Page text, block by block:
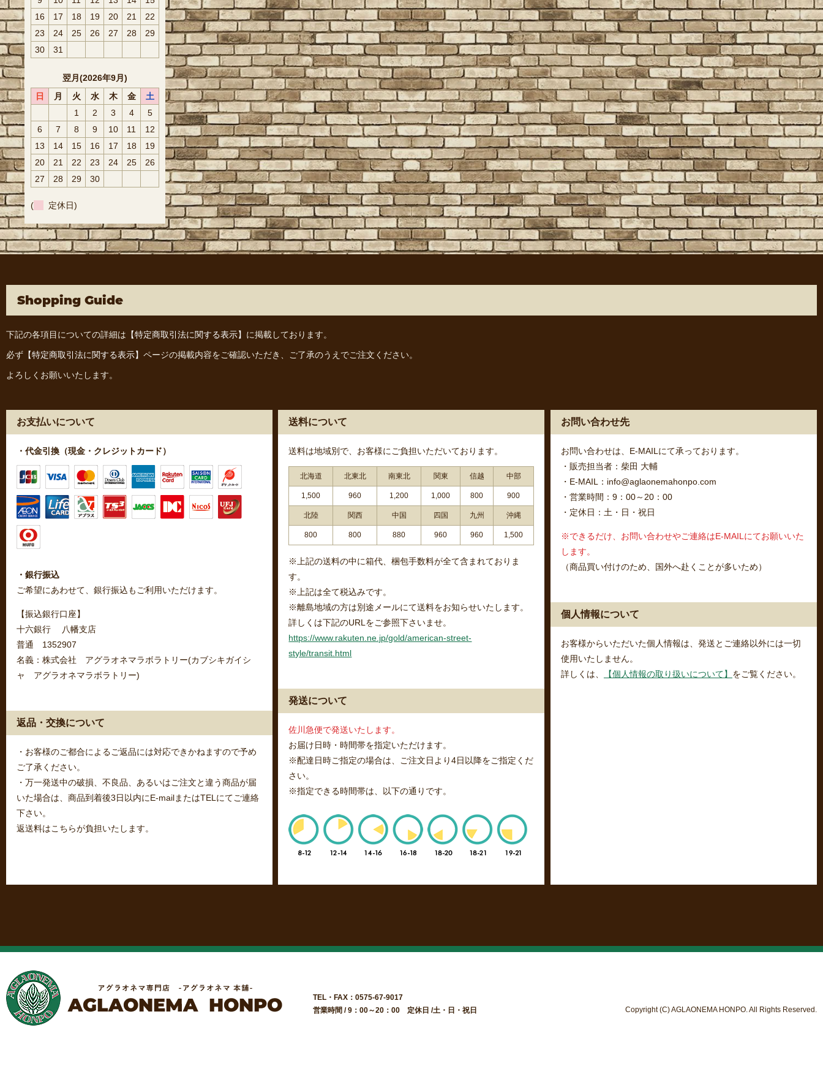
16
17 18 19 20 21
22
23
24 25 26 27 28
29
30
31
翌月(2026年9月)
日
月 火 水 木 金
土
1
2 3 4
5
6
7 8 9 10 11
12
13
14 15 16 17 18
19
20
21 22 23 24 25
26
27
28 29 30
( 定休日)
Shopping Guide
下記の各項目についての詳細は 【特定商取引法に関する表示】 に掲載しております。
必ず 【特定商取引法に関する表示】 ページの掲載内容をご確認いただき、ご了承のうえでご注文ください。
よろしくお願いいたします。
お支払いについて
・代金引換（現金・クレジットカード）
・銀行振込
ご希望にあわせて、銀行振込もご利用いただけます。
【振込銀行口座】
十六銀行 八幡支店
普通 1352907
名義：株式会社 アグラオネマラボラトリー(カブシキガイシ
ャ アグラオネマラボラトリー)
返品・交換について
・お客様のご都合によるご返品には対応できかねますので予め
ご了承ください。
・万一発送中の破損、不良品、あるいはご注文と違う商品が届
いた場合は、商品到着後3日以内にE-mailまたはTELにてご連絡
下さい。
返送料はこちらが負担いたします。
送料について
送料は地域別で、お客様にご負担いただいております。
北海道 北東北 南東北 関東 信越 中部
1,500 960 1,200 1,000 800 900
北陸 関西 中国 四国 九州 沖縄
800 800 880 960 960 1,500
※上記の送料の中に箱代、梱包手数料が全て含まれておりま
す。
※上記は全て税込みです。
※離島地域の方は別途メールにて送料をお知らせいたします。
詳しくは下記のURLをご参照下さいませ。
https://www.rakuten.ne.jp/gold/american-street-
style/transit.html
発送について
佐川急便で発送いたします。
お届け日時・時間帯を指定いただけます。
※配達日時ご指定の場合は、ご注文日より4日以降をご指定くだ
さい。
※指定できる時間帯は、以下の通りです。
お問い合わせ先
お問い合わせは、E-MAILにて承っております。
・販売担当者：柴田 大輔
・E-MAIL：info@aglaonemahonpo.com
・営業時間：9：00～20：00
・定休日：土・日・祝日
※できるだけ、お問い合わせやご連絡はE-MAILにてお願いいた
します。
（商品買い付けのため、国外へ赴くことが多いため）
個人情報について
お客様からいただいた個人情報は、発送とご連絡以外には一切
使用いたしません。
詳しくは、
【個人情報の取り扱いについて】 をご覧ください。
TEL・FAX：0575-67-9017
営業時間 / 9：00～20：00 定休日 /土・日・祝日
Copyright (C) AGLAONEMA HONPO. All Rights Reserved.